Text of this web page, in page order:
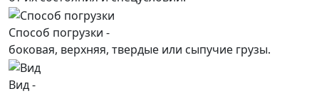
Способ погрузки -
боковая, верхняя, твердые или сыпучие грузы.
Вид -